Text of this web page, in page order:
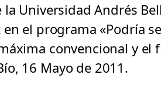
la Universidad Andrés
en el programa «Podría
convencional y
16 Mayo de 2011.